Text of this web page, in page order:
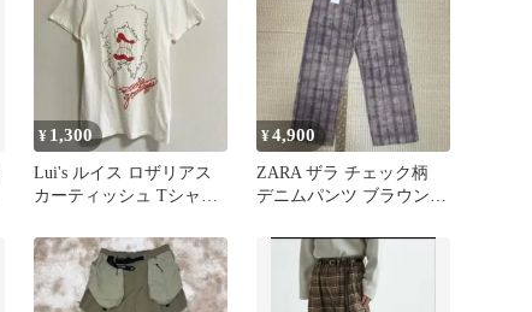
¥ 1,300
Lui's ルイス ロザリアス
カーティッシュ Tシャツ
¥4,900
ZARA ザラ チェック柄
デニムパンツ ブラウン系